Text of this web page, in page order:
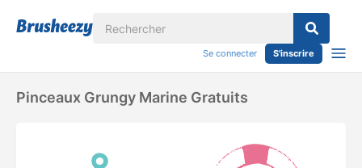
Se connecter S'inscrire
Pinceaux Grungy Marine Gratuits